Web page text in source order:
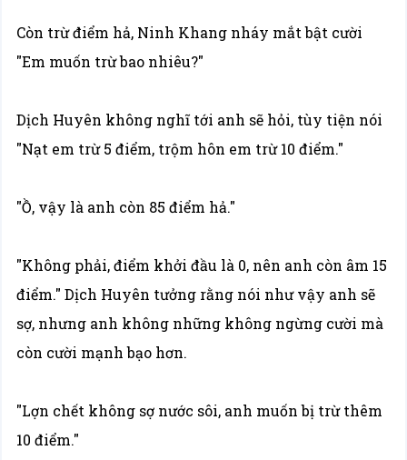
Còn trừ điểm hả, Ninh Khang nháy mắt bật cười
"Em muốn trừ bao nhiêu?"
Dịch Huyên không nghĩ tới anh sẽ hỏi, tùy tiện nói
"Nạt em trừ 5 điểm, trộm hôn em trừ 10 điểm."
"Ồ, vậy là anh còn 85 điểm hả."
"Không phải, điểm khởi đầu là 0, nên anh còn âm 15
điểm." Dịch Huyên tưởng rằng nói như vậy anh sẽ
sợ, nhưng anh không những không ngừng cười mà
còn cười mạnh bạo hơn.
"Lợn chết không sợ nước sôi, anh muốn bị trừ thêm
10 điểm."